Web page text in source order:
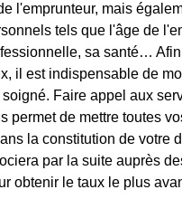
l'emprunteur, mais
tels que l'âge de
sa santé…
il est indispensable de
Faire appel aux
permet de mettre toutes
la constitution de votre
par la suite auprès
obtenir le taux le plus